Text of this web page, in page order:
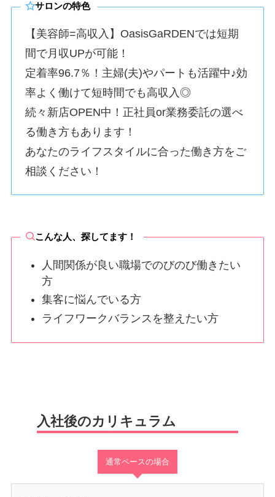
サロンの特色
【美容師=高収入】OasisGaRDENでは短期
間で月収UPが可能！
定着率96.7％！主婦(夫)やパートも活躍中♪効
率よく働けて短時間でも高収入◎
続々新店OPEN中！正社員or業務委託の選べ
る働き方もあります！
あなたのライフスタイルに合った働き方をご
相談ください！
こんな人、探してます！
人間関係が良い職場でのびのび働きたい
方
集客に悩んでいる方
ライフワークバランスを整えたい方
入社後のカリキュラム
通常ペースの場合